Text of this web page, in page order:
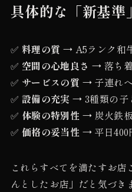
具体的な「新基準」
✅ 料理の質 → A5ランク和
✅ 空間の心地良さ → 落ち
✅ サービスの質 → 子連れ
✅ 設備の充実 → 3種類の子
✅ 体験の特別性 → 炭火鉄
✅ 価格の妥当性 → 平日400
これらすべてを満たすお
んとしたお店」だと気づき